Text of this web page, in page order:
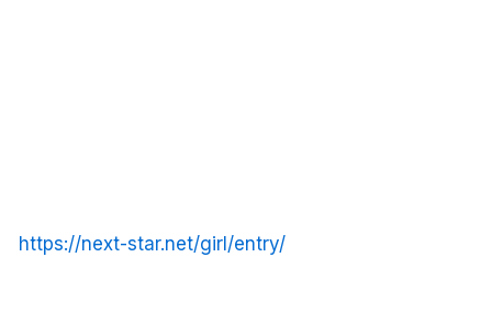
https://next-star.net/girl/entry/